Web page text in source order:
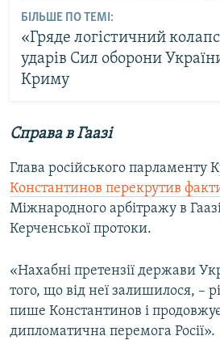
БІЛЬШЕ ПО ТЕМІ:
«Гряде логістичний
ударів Сил оборони
Криму
Справа в Гаазі
Глава російського парламенту
Константинов перекрутив
Міжнародного арбітражу в
Керченської протоки.
«Нахабні претензії держави
того, що від неї залишилося, –
пише Константинов і
дипломатична перемога Росії».